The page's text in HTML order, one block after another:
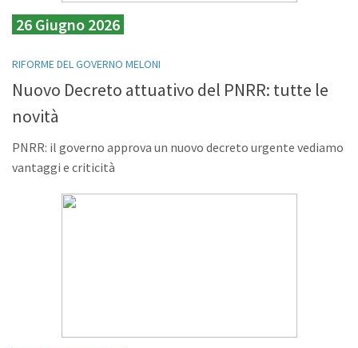
26 Giugno 2026
RIFORME DEL GOVERNO MELONI
Nuovo Decreto attuativo del PNRR: tutte le
novità
PNRR: il governo approva un nuovo decreto urgente vediamo
vantaggi e criticità